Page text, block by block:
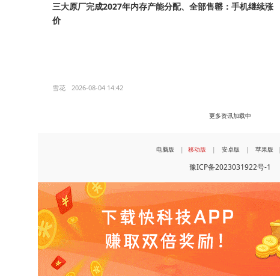
三大原厂完成2027年内存产能分配、全部售罄：手机继续涨
价
雪花 2026-08-04 14:42
更多资讯加载中
电脑版 | 移动版 | 安卓版 | 苹果版 |
豫ICP备2023031922号-1